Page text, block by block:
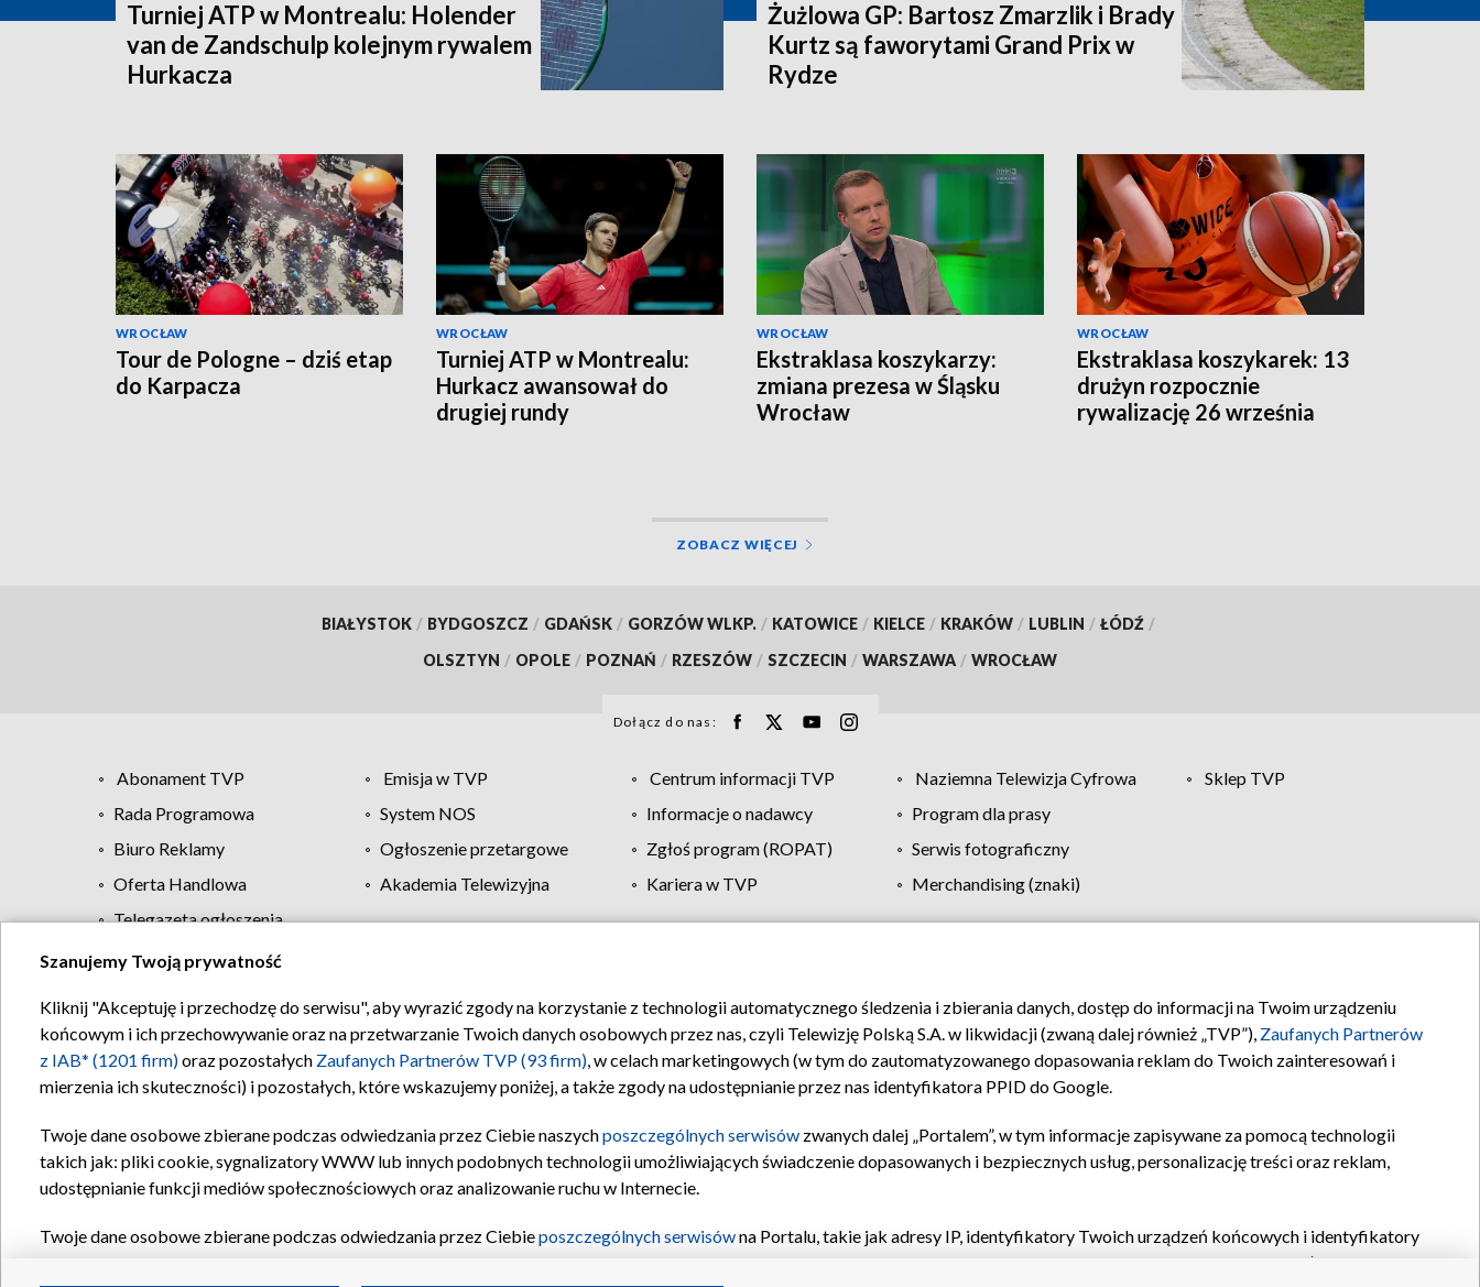
Turniej ATP w Montrealu: Holender
van de Zandschulp kolejnym rywalem
Hurkacza
Żużlowa GP: Bartosz Zmarzlik i Brady
Kurtz są faworytami Grand Prix w
Rydze
WROCŁAW
Tour de Pologne – dziś etap
do Karpacza
WROCŁAW
Turniej ATP w Montrealu:
Hurkacz awansował do
drugiej rundy
WROCŁAW
Ekstraklasa koszykarzy:
zmiana prezesa w Śląsku
Wrocław
WROCŁAW
Ekstraklasa koszykarek: 13
drużyn rozpocznie
rywalizację 26 września
ZOBACZ WIĘCEJ
BIAŁYSTOK / BYDGOSZCZ / GDAŃSK / GORZÓW WLKP. / KATOWICE / KIELCE / KRAKÓW / LUBLIN / ŁÓDŹ /
OLSZTYN / OPOLE / POZNAŃ / RZESZÓW / SZCZECIN / WARSZAWA / WROCŁAW
Dołącz do nas:
Abonament TVP Emisja w TVP Centrum informacji TVP Naziemna Telewizja Cyfrowa
Sklep TVP
Rada Programowa
System NOS Informacje o nadawcy
Program dla prasy
Biuro Reklamy
Ogłoszenie przetargowe Zgłoś program (ROPAT)
Serwis fotograficzny
Oferta Handlowa
Akademia Telewizyjna Kariera w TVP
Merchandising (znaki)
Telegazeta ogłoszenia
Regulamin TVP Polityka prywatności Moje zgody Pomoc Biuro reklamy Kontakt
Szanujemy Twoją prywatność
Kliknij "Akceptuję i przechodzę do serwisu", aby wyrazić zgody na korzystanie z technologii automatycznego śledzenia i zbierania danych, dostęp do informacji na Twoim urządzeniu
końcowym i ich przechowywanie oraz na przetwarzanie Twoich danych osobowych przez nas, czyli Telewizję Polską S.A. w likwidacji (zwaną dalej również „TVP”), Zaufanych Partnerów
z IAB* (1201 firm)oraz pozostałych Zaufanych Partnerów TVP (93 firm), w celach marketingowych (w tym do zautomatyzowanego dopasowania reklam do Twoich zainteresowań i
mierzenia ich skuteczności) i pozostałych, które wskazujemy poniżej, a także zgody na udostępnianie przez nas identyfikatora PPID do Google.
Twoje dane osobowe zbierane podczas odwiedzania przez Ciebie naszychposzczególnych serwisów zwanych dalej „Portalem”, w tym informacje zapisywane za pomocą technologii
takich jak: pliki cookie, sygnalizatory WWW lub innych podobnych technologii umożliwiających świadczenie dopasowanych i bezpiecznych usług, personalizację treści oraz reklam,
udostępnianie funkcji mediów społecznościowych oraz analizowanie ruchu w Internecie.
Twoje dane osobowe zbierane podczas odwiedzania przez Ciebieposzczególnych serwisówna Portalu, takie jak adresy IP, identyfikatory Twoich urządzeń końcowych i identyfikatory
oraz pozostałych